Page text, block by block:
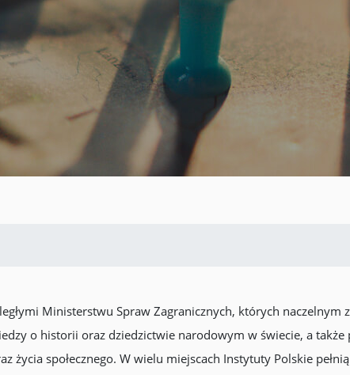
Ministerstwu Spraw Zagranicznych, których naczelnym
o historii oraz dziedzictwie narodowym w świecie, a także
życia społecznego. W wielu miejscach Instytuty Polskie